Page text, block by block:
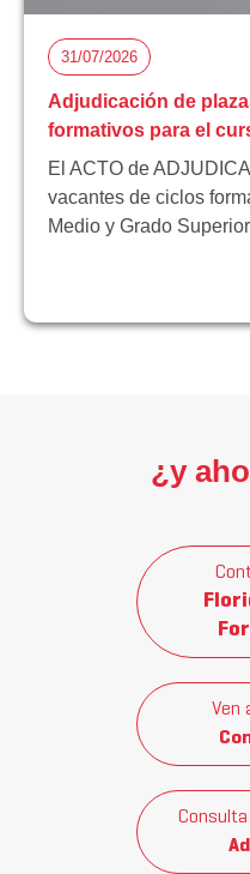
31/07/2026
Adjudicación de
formativos para el
El ACTO de
vacantes de ciclos
Medio y Grado
¿y
Ven